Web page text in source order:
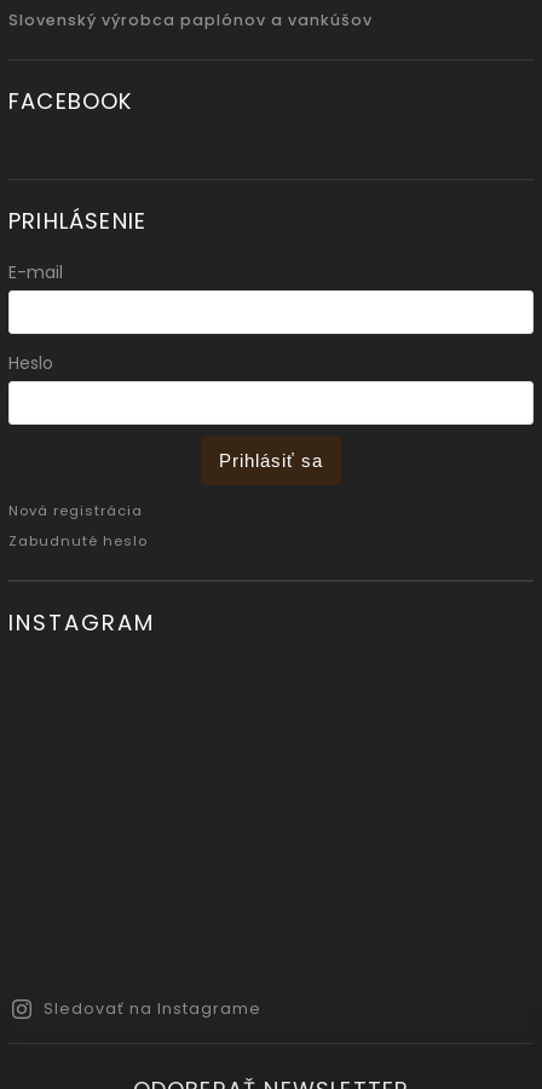
Slovenský výrobca paplónov a vankúšov
FACEBOOK
PRIHLÁSENIE
E-mail
Heslo
Prihlásiť sa
Nová registrácia
Zabudnuté heslo
INSTAGRAM
Sledovať na Instagrame